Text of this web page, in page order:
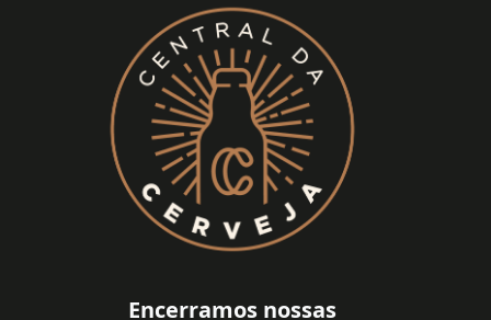
Encerramos nossas